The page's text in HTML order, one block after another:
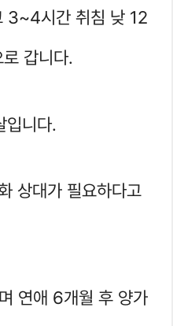
3~4시간 취침 낮 12
갑니다.
입니다.
상대가 필요하다고
연애 6개월 후 양가